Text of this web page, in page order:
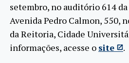
setembro, no auditório 614 da
Avenida Pedro Calmon, 550,
da Reitoria, Cidade
informações, acesse o site .